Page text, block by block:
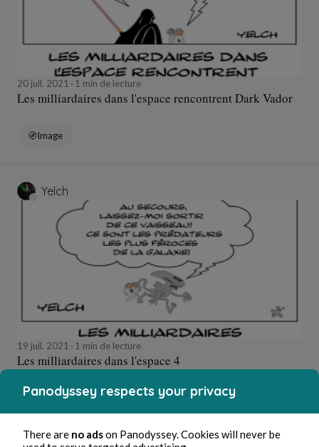
20 juil. 2021 1 min de lecture
Les milliardaires dans l'espace rencontrent Dark Vador
Image
Yelch
19 juil. 2021 1 min de lecture
Les milliardaires dans l'espace 4
Image
Panodyssey respects your privacy
There are no adson Panodyssey. Cookies will never be